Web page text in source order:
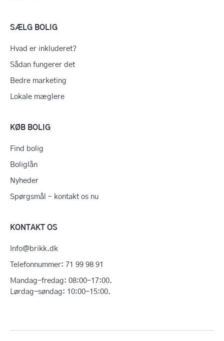
SÆLG BOLIG
Hvad er inkluderet?
Sådan fungerer det
Bedre marketing
Lokale mæglere
KØB BOLIG
Find bolig
Boliglån
Nyheder
Spørgsmål – kontakt os nu
KONTAKT OS
Info@brikk.dk
Telefonnummer: 71 99 98 91
Mandag-fredag: 08:00-17:00.
Lørdag-søndag: 10:00-15:00.